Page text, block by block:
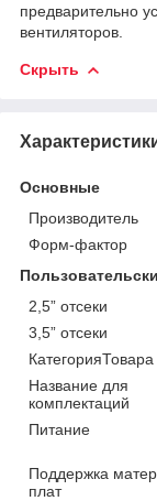
предварительно
вентиляторов.
Скрыть
Основные
Производитель
Форм-фактор
2,5” отсеки
3,5” отсеки
КатегорияТовара
Название для
комплектаций
Питание
Поддержка
плат